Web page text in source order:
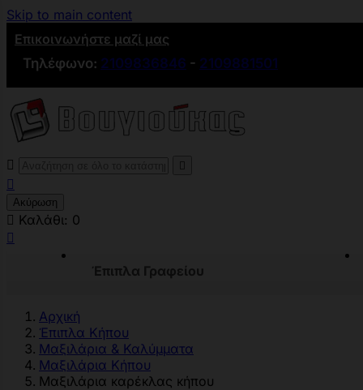
Skip to main content
Επικοινωνήστε μαζί μας
Τηλέφωνο: 2109836846 - 2109881501
 

Ακύρωση
 Καλάθι: 0

Έπιπλα Γραφείου
Αρχική
Έπιπλα Κήπου
Μαξιλάρια & Καλύμματα
Μαξιλάρια Κήπου
Μαξιλάρια καρέκλας κήπου